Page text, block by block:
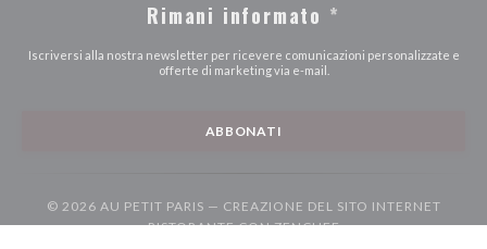
Rimani informato *
Iscriversi alla nostra newsletter per ricevere comunicazioni personalizzate e
offerte di marketing via e-mail.
ABBONATI
© 2026 AU PETIT PARIS — CREAZIONE DEL SITO INTERNET
RISTORANTE CONZENCHEF((APRE UNA NUOVA